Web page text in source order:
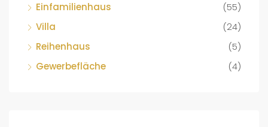
Einfamilienhaus
(55)
Villa
(24)
Reihenhaus
(5)
Gewerbefläche
(4)